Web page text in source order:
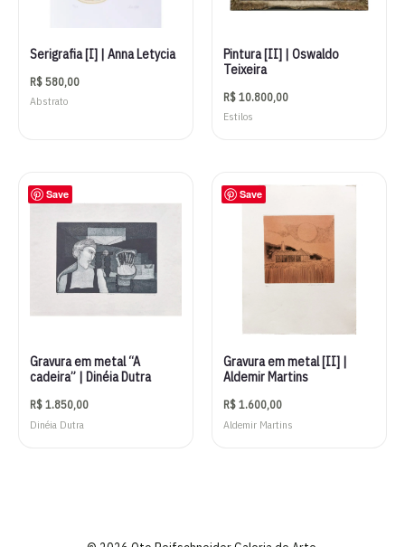
Serigrafia [I] | Anna Letycia
R$580,00
Abstrato
Pintura [II] | Oswaldo
Teixeira
R$10.800,00
Estilos
Save
Gravura em metal “A
cadeira” | Dinéia Dutra
R$1.850,00
Dinéia Dutra
Save
Gravura em metal [II] |
Aldemir Martins
R$1.600,00
Aldemir Martins